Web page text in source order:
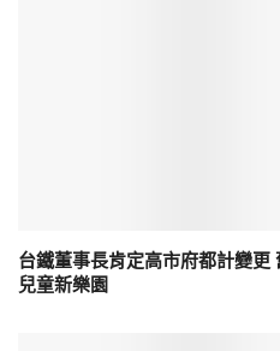
台鐵董事長肯定高市府都計變更
兒童新樂園